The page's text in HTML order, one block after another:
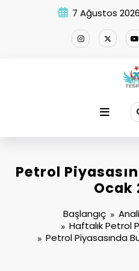
7 Ağustos 2026
Petrol
Ocak
Başlangıç
Haftalık Petrol
Petrol Piyasasında